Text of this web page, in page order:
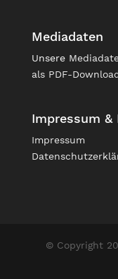
Mediadaten
Unsere
als PDF-
Impressum
Impressum
© Copyright